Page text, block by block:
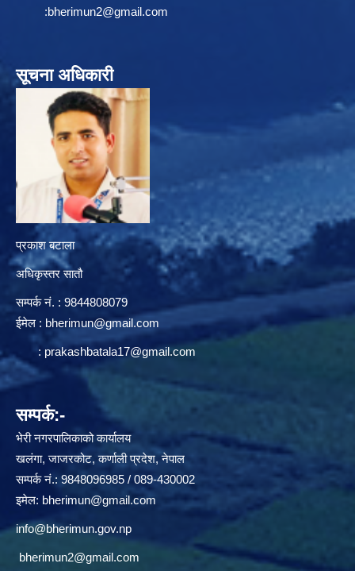
:bherimun2@gmail.com
सूचना अधिकारी
प्रकाश बटाला
अधिकृस्तर सातौ
सम्पर्क न‌ं. : 9844808079
ईमेल : bherimun@gmail.com
: prakashbatala17@gmail.com
सम्पर्क:-
भेरी नगरपालिकाको कार्यालय
खलंगा, जाजरकोट, कर्णाली प्रदेश, नेपाल
सम्पर्क नं.: 9848096985 / 089-430002
इमेल: bherimun@gmail.com
info@bherimun.gov.np
bherimun2@gmail.com